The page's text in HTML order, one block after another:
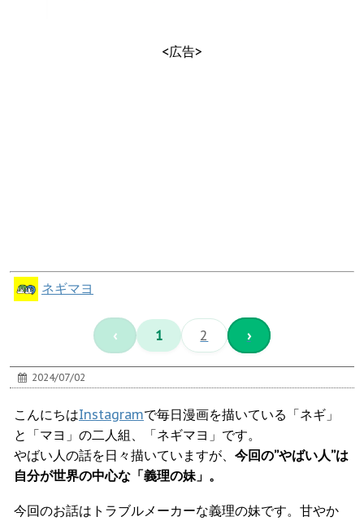
<広告>
ネギマヨ
‹ 1 2 ›
2024/07/02
こんにちはInstagramで毎日漫画を描いている「ネギ」
と「マヨ」の二人組、「ネギマヨ」です。
やばい人の話を日々描いていますが、 今回の”やばい人”は
自分が世界の中心な「義理の妹」。
今回のお話はトラブルメーカーな義理の妹です。甘やか